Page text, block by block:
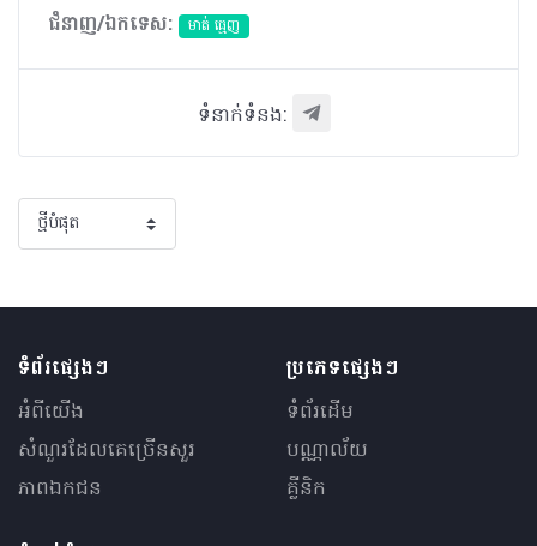
ជំនាញ/ឯកទេស:
មាត់ ធ្មេញ
ទំនាក់ទំនង:
ទំព័រផ្សេងៗ
អំពីយើង
សំណួរ​ដែលគេ​ច្រើន​សួរ
ភាពឯកជន
ប្រភេទផ្សេងៗ
ទំព័រដើម
បណ្ណាល័យ
គ្លីនិក